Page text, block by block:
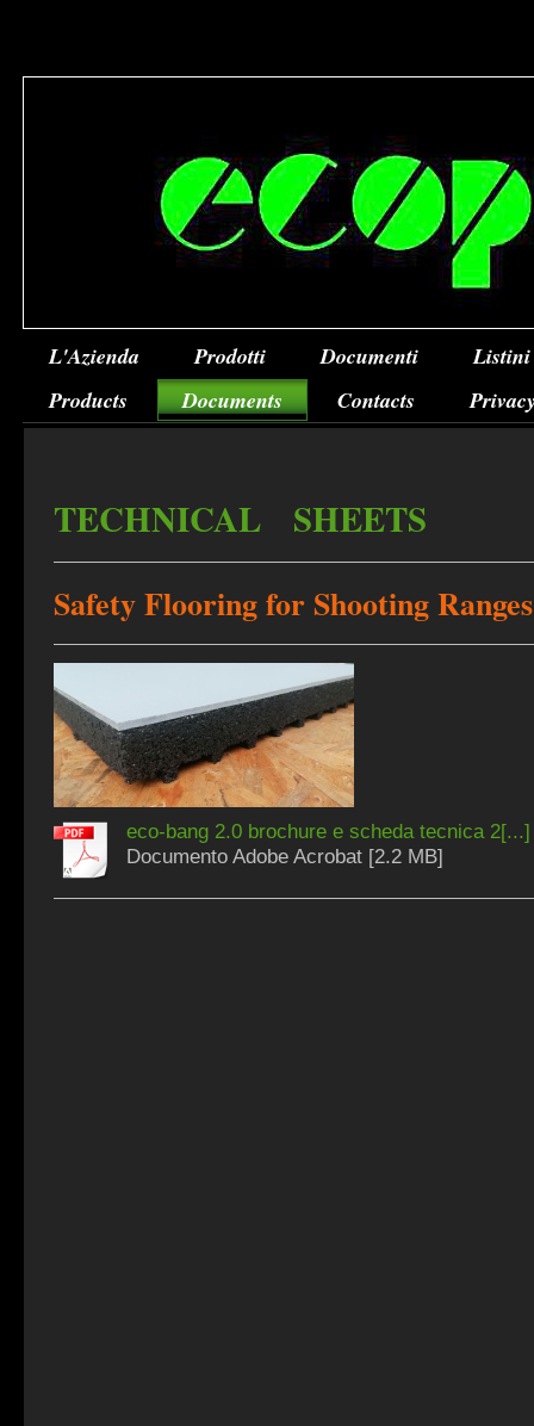
L'Azienda Prodotti Documenti
Listini
Products
Documents Contacts
TECHNICAL SHEETS
Safety Flooring for Shooting Ranges
eco-bang 2.0 brochure e scheda tecnica 2[...]
Documento Adobe Acrobat [2.2 MB]